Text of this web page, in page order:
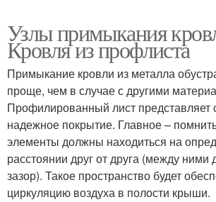
Узлы примыкания
Кровля из профлиста
Примыкание кровли из металла
проще, чем в случае с другими
Профилированный лист представляет
надежное покрытие. Главное –
элементы должны находиться на
расстоянии друг от друга (между ними
зазор). Такое пространство будет
циркуляцию воздуха в полости крыши.